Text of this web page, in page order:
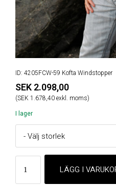
ID: 4205FCW-59 Kofta Windstopper
SEK 2.098,00
(SEK 1.678,40 exkl. moms)
I lager